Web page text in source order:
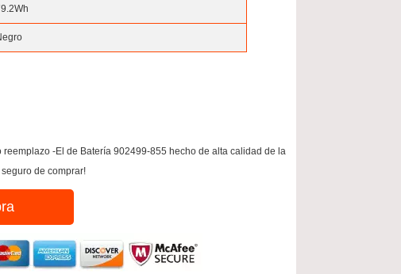
reemplazo -El de Batería 902499-855 hecho de alta calidad de la
de comprar!